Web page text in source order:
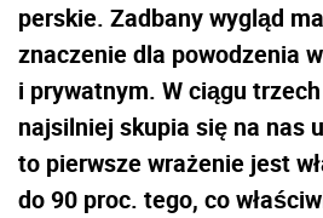
perskie. Zadbany wygląd
znaczenie dla powodzenia
i prywatnym. W ciągu
najsilniej skupia się na nas
to pierwsze wrażenie jest
do 90 proc. tego, co